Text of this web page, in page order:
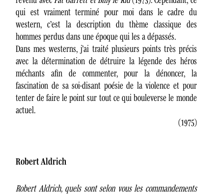
qui est vraiment terminé pour moi dans le cadre du
western, c’est la description du thème classique des
hommes perdus dans une époque qui les a dépassés.
Dans mes westerns, j’ai traité plusieurs points très précis
avec la détermination de détruire la légende des héros
méchants afin de commenter, pour la dénoncer, la
fascination de sa soi-disant poésie de la violence et pour
tenter de faire le point sur tout ce qui bouleverse le monde
actuel.
(1975)
Robert Aldrich
Robert Aldrich, quels sont selon vous les commandements